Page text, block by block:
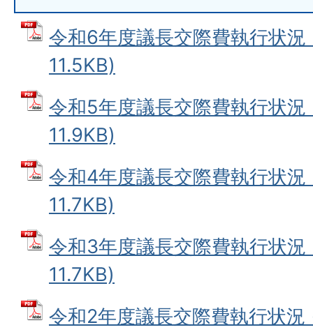
令和6年度議長交際費執行状
11.5KB)
令和5年度議長交際費執行状
11.9KB)
令和4年度議長交際費執行状
11.7KB)
令和3年度議長交際費執行状
11.7KB)
令和2年度議長交際費執行状